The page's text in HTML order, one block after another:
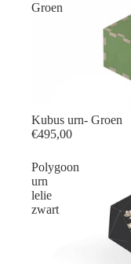
Groen
Kubus urn- Groen
€495,00
Polygoon
urn
lelie
zwart